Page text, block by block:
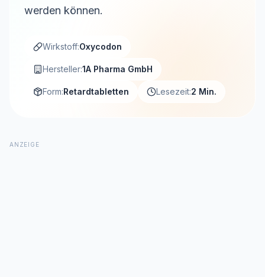
werden können.
Wirkstoff:Oxycodon
Hersteller:1A Pharma GmbH
Form:Retardtabletten Lesezeit:2 Min.
ANZEIGE